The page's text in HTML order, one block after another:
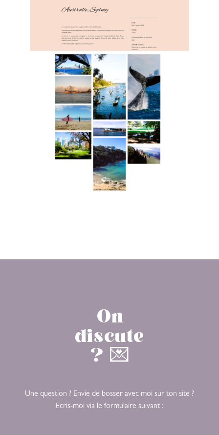
On
discute
? 💌
Une question ? Envie de bosser avec moi sur ton site ?
Ecris-moi via le formulaire suivant :